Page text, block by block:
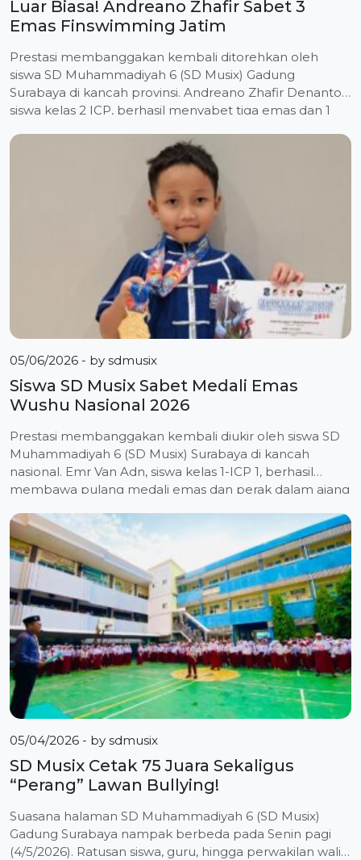
Luar Biasa! Andreano Zhafir Sabet 3
Emas Finswimming Jatim
Prestasi membanggakan kembali ditorehkan oleh
siswa SD Muhammadiyah 6 (SD Musix) Gadung
Surabaya di kancah provinsi. Andreano Zhafir Denanto,
siswa kelas 2 ICP, berhasil menyabet tiga emas dan 1
yang diselenggarakan oleh POSSI (Persatuan Olahraga
Selam Seluruh Indonesia) Jawa Timur di Kolam Renang
Veteran, Lumajang. Dalam kompetisi yang berlangsung
05/06/2026 - by sdmusix
Siswa SD Musix Sabet Medali Emas
Wushu Nasional 2026
Prestasi membanggakan kembali diukir oleh siswa SD
Muhammadiyah 6 (SD Musix) Surabaya di kancah
nasional. Emr Van Adn, siswa kelas 1-ICP 1, berhasil
membawa pulang medali emas dan perak dalam ajang
Surabaya yang berlangsung di Fairway Nine, Lenmarc
Mall Surabaya, Sabtu-Minggu (2-3/5/2026). Dalam
kompetisi yang berlangsung sengit tersebut, Emr turun
[…]
05/04/2026 - by sdmusix
SD Musix Cetak 75 Juara Sekaligus
“Perang” Lawan Bullying!
Suasana halaman SD Muhammadiyah 6 (SD Musix)
Gadung Surabaya nampak berbeda pada Senin pagi
(4/5/2026). Ratusan siswa, guru, hingga perwakilan wali